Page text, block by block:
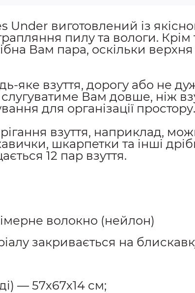
Under виготовлений із
пилу та вологи.
Вам пара, оскільки
яке взуття, дорогу або не
Вам довше, ніж
для організації простору.
взуття, наприклад,
шкарпетки та інші
12 пар взуття.
волокно (нейлон)
закривається на
— 57х67х14 см;